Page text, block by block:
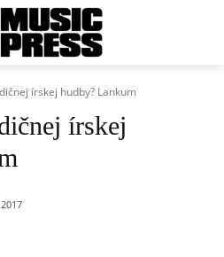
írskej hudby? Lankum
írskej